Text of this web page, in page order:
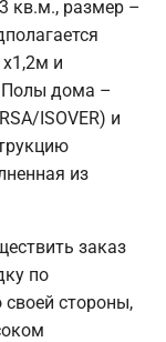
кв.м., размер –
и
дома –
ISOVER) и
из
заказ
по
стороны,